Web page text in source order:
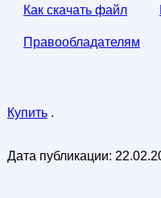
Как скачать файл
Правообладателям
Купить.
Дата публикации: